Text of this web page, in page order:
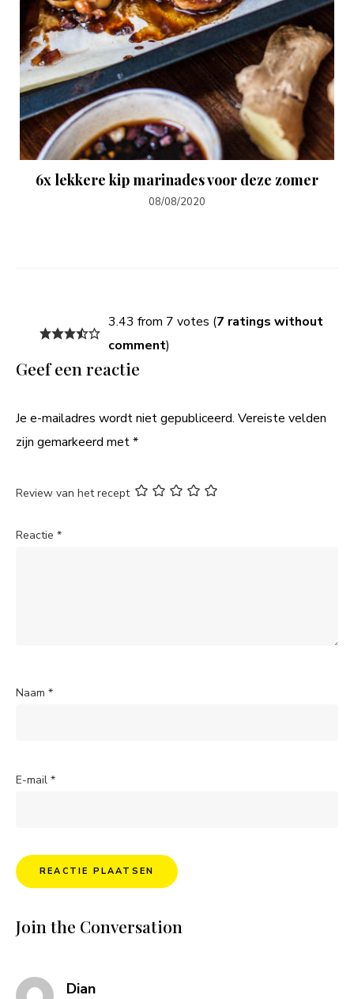
6x lekkere kip marinades voor deze zomer
08/08/2020
3.43 from 7 votes (7 ratings without
comment)
Geef een reactie
Je e-mailadres wordt niet gepubliceerd. Vereiste velden
zijn gemarkeerd met*
Review van het recept
Reactie *
Naam *
E-mail *
Join the Conversation
Diansays: